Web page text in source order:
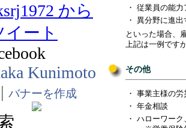
から
イート
Kunimoto
| バナーを作成
・ 従業員の能力
・ 異分野に進出
といった場合、
上記は一例です
その他
・ 事業主様の労
・ 年金相談
・ ハローワーク